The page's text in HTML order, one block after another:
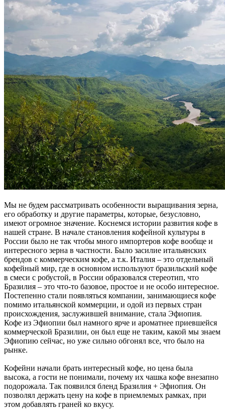
Мы не будем рассматривать особенности выращивания зерна,
его обработку и другие параметры, которые, безусловно,
имеют огромное значение. Коснемся истории развития кофе в
нашей стране. В начале становления кофейной культуры в
России было не так чтобы много импортеров кофе вообще и
интересного зерна в частности. Было засилие итальянских
брендов с коммерческим кофе, а т.к. Италия – это отдельный
кофейный мир, где в основном используют бразильский кофе
в смеси с робустой, в России образовался стереотип, что
Бразилия – это что-то базовое, простое и не особо интересное.
Постепенно стали появляться компании, занимающиеся кофе
помимо итальянской коммерции, и одой из первых стран
происхождения, заслужившей внимание, стала Эфиопия.
Кофе из Эфиопии был намного ярче и ароматнее приевшейся
коммерческой Бразилии, он был еще не таким, какой мы знаем
Эфиопию сейчас, но уже сильно обгонял все, что было на
рынке.
Кофейни начали брать интересный кофе, но цена была
высока, а гости не понимали, почему их чашка кофе внезапно
подорожала. Так появился бленд Бразилия + Эфиопия. Он
позволял держать цену на кофе в приемлемых рамках, при
этом добавлять граней ко вкусу.